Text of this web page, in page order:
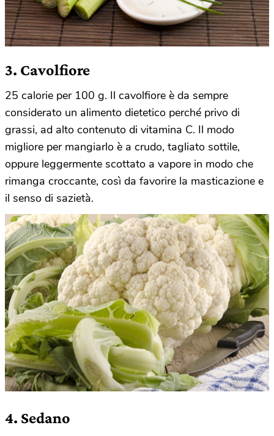
3. Cavolfiore
25 calorie per 100 g. Il cavolfiore è da sempre
considerato un alimento dietetico perché privo di
grassi, ad alto contenuto di vitamina C. Il modo
migliore per mangiarlo è a crudo, tagliato sottile,
oppure leggermente scottato a vapore in modo che
rimanga croccante, così da favorire la masticazione e
il senso di sazietà.
4. Sedano